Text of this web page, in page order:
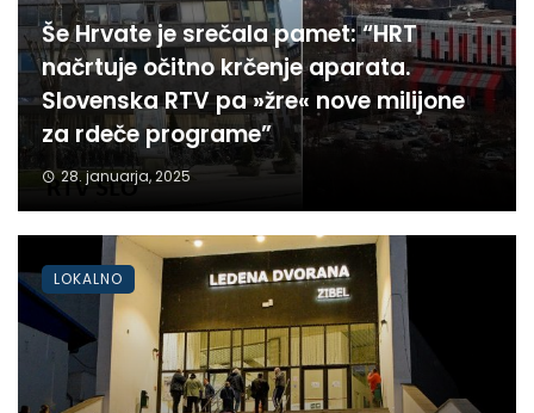
Še Hrvate je srečala pamet: “HRT
načrtuje očitno krčenje aparata.
Slovenska RTV pa »žre« nove milijone
za rdeče programe”
28. januarja, 2025
LOKALNO